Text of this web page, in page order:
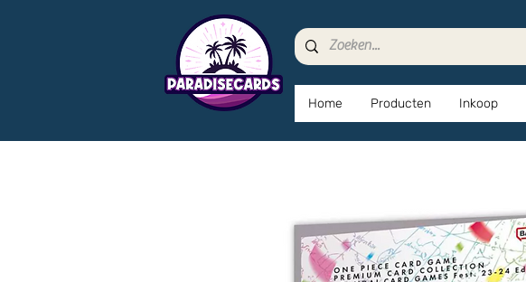
Home Producten Inkoop